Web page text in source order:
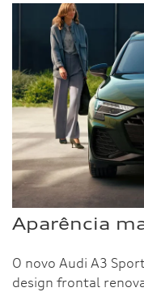
Aparência
O novo Audi A3
design frontal